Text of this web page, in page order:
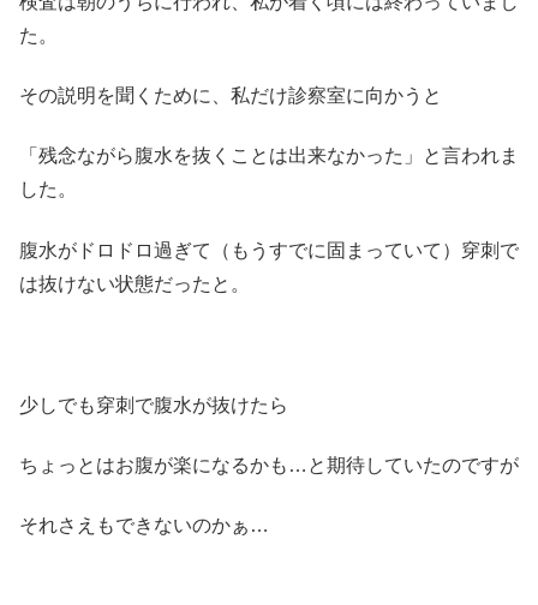
た。
その説明を聞くために、私だけ診察室に向かうと
「残念ながら腹水を抜くことは出来なかった」と言われま
した。
腹水がドロドロ過ぎて（もうすでに固まっていて）穿刺で
は抜けない状態だったと。
少しでも穿刺で腹水が抜けたら
ちょっとはお腹が楽になるかも…と期待していたのですが
それさえもできないのかぁ…